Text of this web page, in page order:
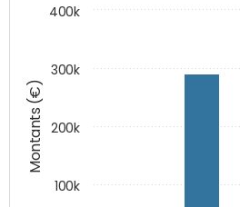
Montants (€)
100k
200k
300k
400k